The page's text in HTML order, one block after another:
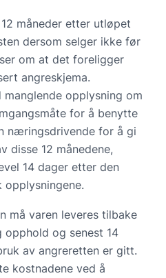
måneder etter utløpet
dersom selger ikke før
om at det foreligger
angreskjema.
opplysning om
for å benytte
næringsdrivende for å gi
disse 12 månedene,
14 dager etter den
må varen leveres tilbake
opphold og senest 14
av angreretten er gitt.
kostnadene ved å